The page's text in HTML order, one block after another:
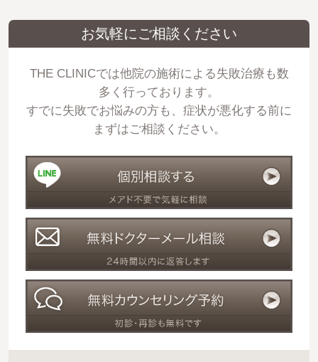
お気軽にご相談ください
THE CLINICでは他院の施術による失敗治療も数
多く行っております。
すでに失敗でお悩みの方も、症状が悪化する前に
まずはご相談ください。